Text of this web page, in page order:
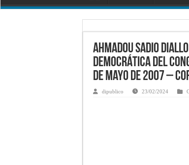
AHMADOU SADIO
DEMOCRÁTICA DEL
de mayo de 2007 –
dipublico 23/02/2024